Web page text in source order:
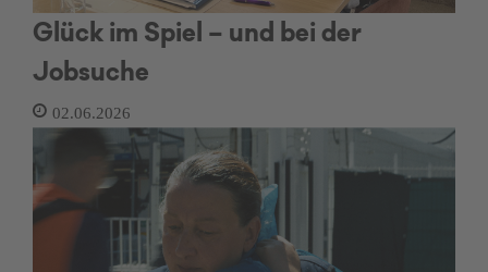
Glück im Spiel – und bei der
Jobsuche
02.06.2026